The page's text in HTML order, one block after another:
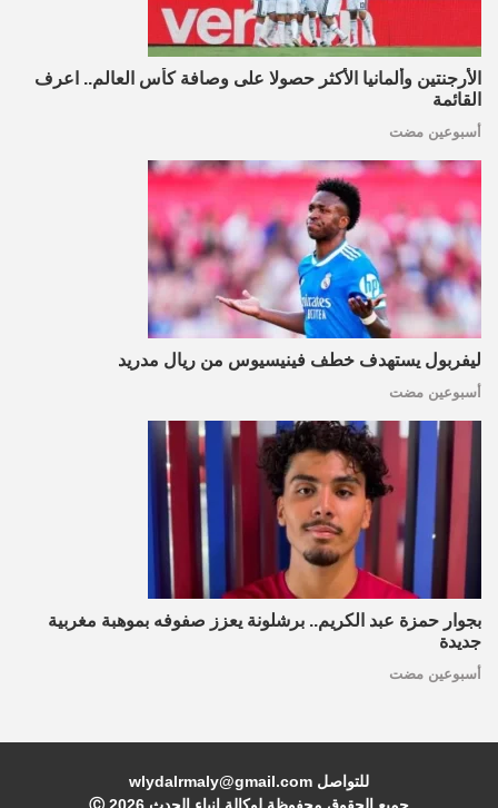
الأرجنتين وألمانيا الأكثر حصولا على وصافة كأس العالم.. اعرف
القائمة
أسبوعين مضت
ليفربول يستهدف خطف فينيسيوس من ريال مدريد
أسبوعين مضت
بجوار حمزة عبد الكريم.. برشلونة يعزز صفوفه بموهبة مغربية
جديدة
أسبوعين مضت
للتواصل wlydalrmaly@gmail.com